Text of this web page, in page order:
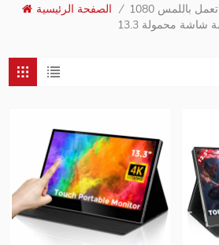
الصفحة الرئيسية /
بوصة شاشة محمولة